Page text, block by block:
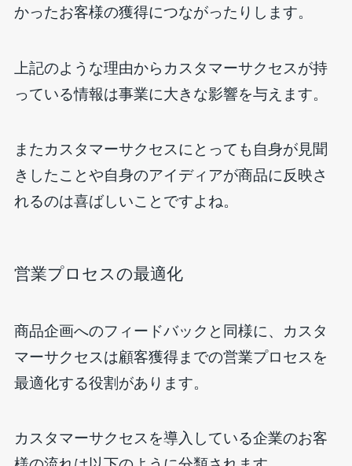
かったお客様の獲得につながったりします。
上記のような理由からカスタマーサクセスが持
っている情報は事業に大きな影響を与えます。
またカスタマーサクセスにとっても自身が見聞
きしたことや自身のアイディアが商品に反映さ
れるのは喜ばしいことですよね。
営業プロセスの最適化
商品企画へのフィードバックと同様に、カスタ
マーサクセスは顧客獲得までの営業プロセスを
最適化する役割があります。
カスタマーサクセスを導入している企業のお客